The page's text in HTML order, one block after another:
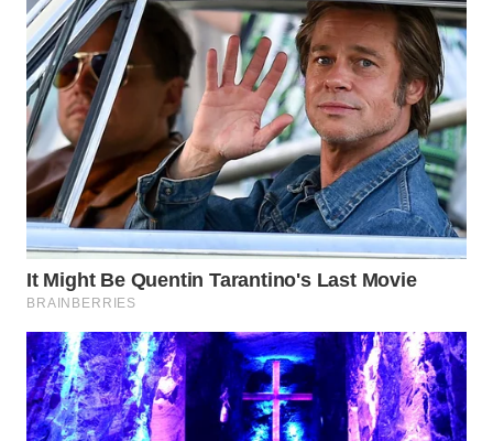
WN
SUMBAR
WN
SUMSEL
WN
BENGKULU
WN
WN
JATENG